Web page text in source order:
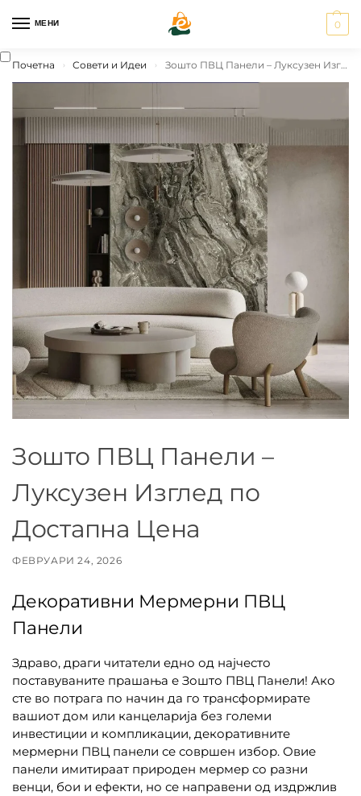
МЕНИ 0
Почетна › Совети и Идеи › Зошто ПВЦ Панели – Луксузен Изглед по Достапна Цена
Зошто ПВЦ Панели –
Луксузен Изглед по
Достапна Цена
ФЕВРУАРИ 24, 2026
Декоративни Мермерни ПВЦ
Панели
Здраво, драги читатели едно од најчесто
поставуваните прашања е Зошто ПВЦ Панели! Ако
сте во потрага по начин да го трансформирате
вашиот дом или канцеларија без големи
инвестиции и компликации, декоративните
мермерни ПВЦ панели се совршен избор. Овие
панели имитираат природен мермер со разни
венци, бои и ефекти, но се направени од издржлив